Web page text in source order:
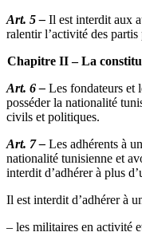
Art. 5 – Il est interdit aux
ralentir l’activité des
Chapitre II – La
Art. 6 – Les fondateurs et
posséder la nationalité
civils et politiques.
Art. 7 – Les adhérents à
nationalité tunisienne et
interdit d’adhérer à plus
Il est interdit d’adhérer à
– les militaires en activité